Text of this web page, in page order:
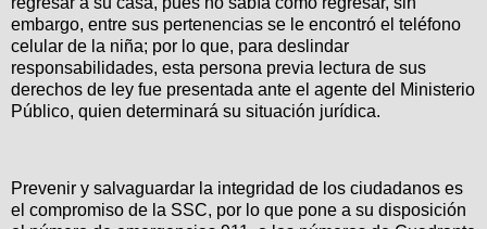
embargo, entre sus pertenencias se le encontró el teléfono
celular de la niña; por lo que, para deslindar
responsabilidades, esta persona previa lectura de sus
derechos de ley fue presentada ante el agente del Ministerio
Público, quien determinará su situación jurídica.
Prevenir y salvaguardar la integridad de los ciudadanos es
el compromiso de la SSC, por lo que pone a su disposición